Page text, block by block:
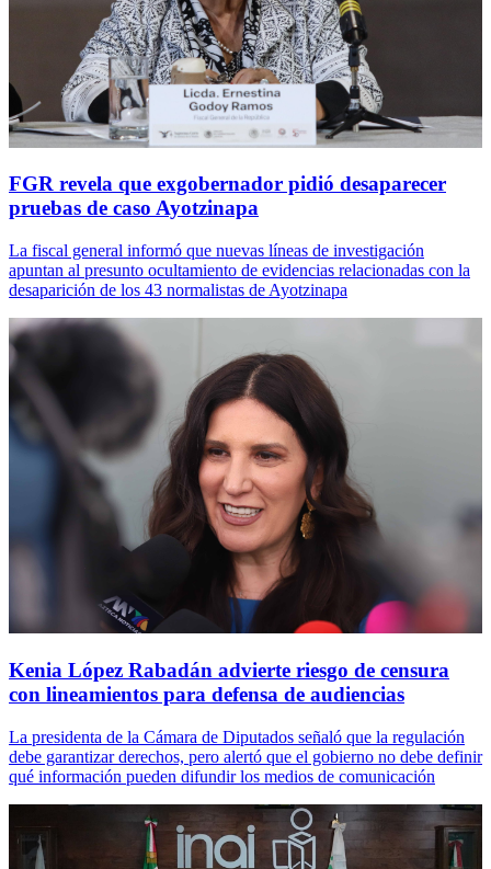
FGR revela que exgobernador pidió desaparecer
pruebas de caso Ayotzinapa
La fiscal general informó que nuevas líneas de investigación
apuntan al presunto ocultamiento de evidencias relacionadas con la
desaparición de los 43 normalistas de Ayotzinapa
Kenia López Rabadán advierte riesgo de censura
con lineamientos para defensa de audiencias
La presidenta de la Cámara de Diputados señaló que la regulación
debe garantizar derechos, pero alertó que el gobierno no debe definir
qué información pueden difundir los medios de comunicación